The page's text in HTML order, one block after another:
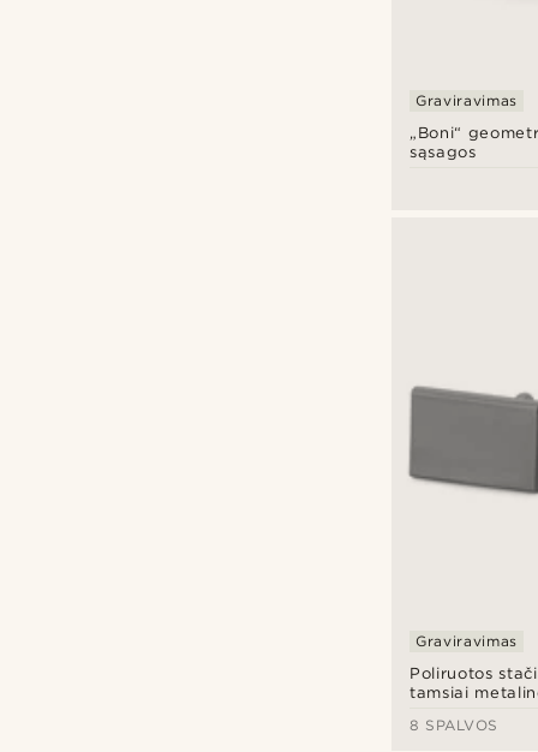
„Boni“
sąsagos
Graviravimas
Poliruotos
tamsiai
Graviravimas
8 SPALVOS